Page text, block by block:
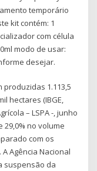
temporário
kit contém: 1
com célula
modo de usar:
desejar.
produzidas 1.113,5
hectares (IBGE,
– LSPA -, junho
29,0% no volume
com os
Agência Nacional
suspensão da